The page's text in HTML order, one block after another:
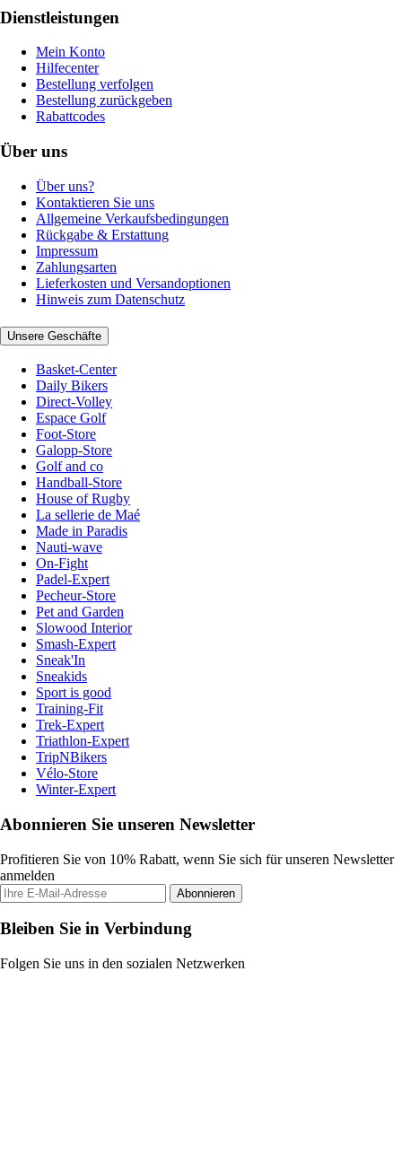
Dienstleistungen
Mein Konto
Hilfecenter
Bestellung verfolgen
Bestellung zurückgeben
Rabattcodes
Über uns
Über uns?
Kontaktieren Sie uns
Allgemeine Verkaufsbedingungen
Rückgabe & Erstattung
Impressum
Zahlungsarten
Lieferkosten und Versandoptionen
Hinweis zum Datenschutz
Unsere Geschäfte
Basket-Center
Daily Bikers
Direct-Volley
Espace Golf
Foot-Store
Galopp-Store
Golf and co
Handball-Store
House of Rugby
La sellerie de Maé
Made in Paradis
Nauti-wave
On-Fight
Padel-Expert
Pecheur-Store
Pet and Garden
Slowood Interior
Smash-Expert
Sneak'In
Sneakids
Sport is good
Training-Fit
Trek-Expert
Triathlon-Expert
TripNBikers
Vélo-Store
Winter-Expert
Abonnieren Sie unseren Newsletter
Profitieren Sie von 10% Rabatt, wenn Sie sich für unseren Newsletter
anmelden
Abonnieren
Bleiben Sie in Verbindung
Folgen Sie uns in den sozialen Netzwerken